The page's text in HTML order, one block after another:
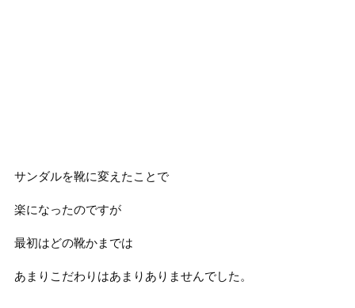
サンダルを靴に変えたことで
楽になったのですが
最初はどの靴かまでは
あまりこだわりはあまりありませんでした。